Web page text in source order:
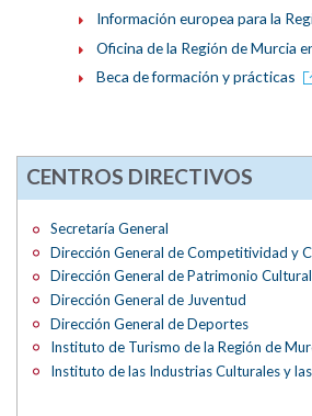
Información europea para la
Oficina de la Región de Murcia
Beca de formación y prácticas
CENTROS DIRECTIVOS
Secretaría General
Dirección General de Competitividad y
Dirección General de Patrimonio Cultural
Dirección General de Juventud
Dirección General de Deportes
Instituto de Turismo de la Región de
Instituto de las Industrias Culturales y